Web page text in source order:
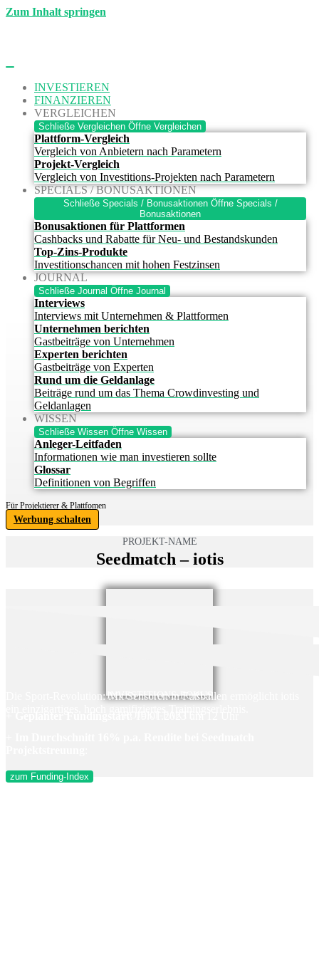
Zum Inhalt springen
INVESTIEREN
FINANZIEREN
VERGLEICHEN
Schließe Vergleichen Öffne Vergleichen
Plattform-Vergleich
Vergleich von Anbietern nach Parametern
Projekt-Vergleich
Vergleich von Investitions-Projekten nach Parametern
SPECIALS / BONUSAKTIONEN
Schließe Specials / Bonusaktionen Öffne Specials /
Bonusaktionen
Bonusaktionen für Plattformen
Cashbacks und Rabatte für Neu- und Bestandskunden
Top-Zins-Produkte
Investitionschancen mit hohen Festzinsen
JOURNAL
Schließe Journal Öffne Journal
Interviews
Interviews mit Unternehmen & Plattformen
Unternehmen berichten
Gastbeiträge von Unternehmen
Experten berichten
Gastbeiträge von Experten
Rund um die Geldanlage
Beiträge rund um das Thema Crowdinvesting und
Geldanlagen
WISSEN
Schließe Wissen Öffne Wissen
Anleger-Leitfaden
Informationen wie man investieren sollte
Glossar
Definitionen von Begriffen
Für Projektierer & Plattfomen
Werbung schalten
PROJEKT-NAME
Seedmatch – iotis
INVESTITIONS-FOKUS
Die Sport-Revolution: Mit Sensoren in Fußbällen ermöglicht iotis
zum Funding-Index